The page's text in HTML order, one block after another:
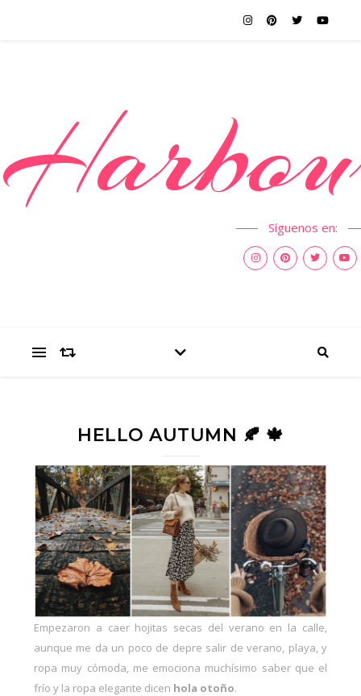
Síguenos en:
HELLO AUTUMN 🍂 🍁
Empezaron a caer hojitas secas del verano en la calle,
aunque me da un poco de depre salir deverano, playa, y
ropa muy cómoda, me emociona muchísimo saber que el
frío y la ropa elegante dicen hola otoño.